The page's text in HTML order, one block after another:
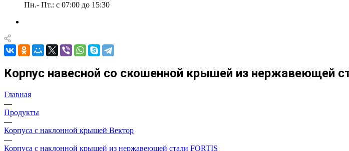
Пн.- Пт.: с 07:00 до 15:30
Корпус навесной со скошенной крышей из нержавеющей
Главная
—
Продукты
—
Корпуса с наклонной крышей Вектор
—
Корпуса с наклонной крышей из нержавеющей стали FORTIS